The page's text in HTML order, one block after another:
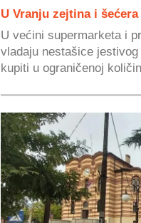
U Vranju zejtina i
U većini supermarketa i
vladaju nestašice
kupiti u ograničenoj